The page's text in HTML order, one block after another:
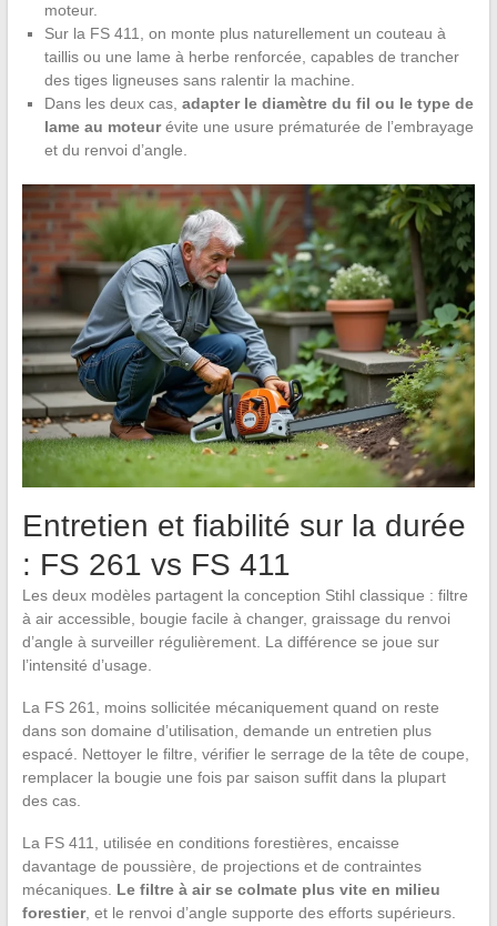
moteur.
Sur la FS 411, on monte plus naturellement un couteau à
taillis ou une lame à herbe renforcée, capables de trancher
des tiges ligneuses sans ralentir la machine.
Dans les deux cas, adapter le diamètre du fil ou le type de
lame au moteurévite une usure prématurée de l’embrayage
et du renvoi d’angle.
Entretien et fiabilité sur la durée
: FS 261 vs FS 411
Les deux modèles partagent la conception Stihl classique : filtre
à air accessible, bougie facile à changer, graissage du renvoi
d’angle à surveiller régulièrement. La différence se joue sur
l’intensité d’usage.
La FS 261, moins sollicitée mécaniquement quand on reste
dans son domaine d’utilisation, demande un entretien plus
espacé. Nettoyer le filtre, vérifier le serrage de la tête de coupe,
remplacer la bougie une fois par saison suffit dans la plupart
des cas.
La FS 411, utilisée en conditions forestières, encaisse
davantage de poussière, de projections et de contraintes
mécaniques. Le filtre à air se colmate plus vite en milieu
forestier, et le renvoi d’angle supporte des efforts supérieurs.